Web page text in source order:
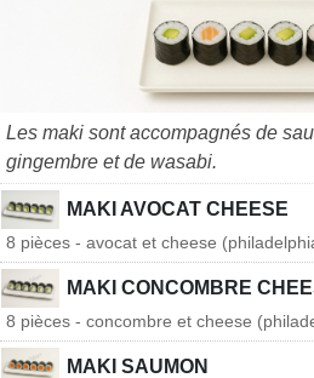
Les maki sont accompagnés de
gingembre et de wasabi.
MAKI AVOCAT CHEESE
8 pièces - avocat et cheese
MAKI CONCOMBRE
8 pièces - concombre et cheese
MAKI SAUMON